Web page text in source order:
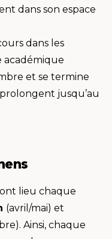
dans son espace
dans les
académique
et se termine
jusqu’au
ont lieu chaque
(avril/mai) et
Ainsi, chaque